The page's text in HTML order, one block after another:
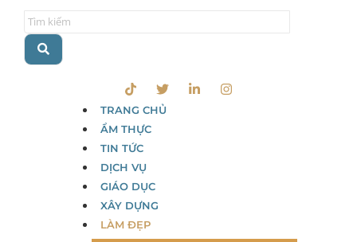
TRANG CHỦ
ẨM THỰC
TIN TỨC
DỊCH VỤ
GIÁO DỤC
XÂY DỰNG
LÀM ĐẸP